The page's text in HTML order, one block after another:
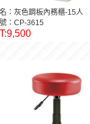
：灰色鋼板內務櫃-15人
：CP-3615